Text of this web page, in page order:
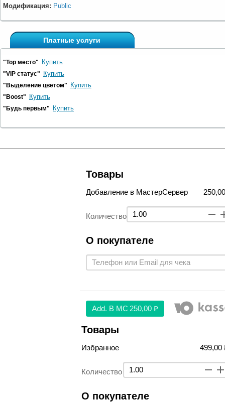
Модификация: Public
Платные услуги
"Top место" Купить
"VIP статус" Купить
"Выделение цветом" Купить
"Boost" Купить
"Будь первым" Купить
Товары
Добавление в МастерСервер
Количество
О покупателе
Аdd. В МС 250,00 ₽
Товары
Избранное 499,00
Количество
О покупателе